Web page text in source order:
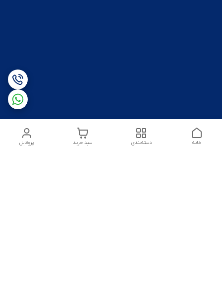
پروفایل سبد خرید دسته‌بندی خانه